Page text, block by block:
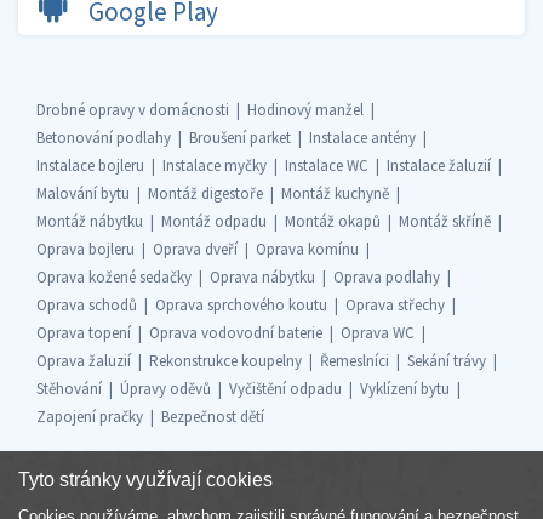
Google Play
Drobné opravy v domácnosti
Hodinový manžel
Betonování podlahy
Broušení parket
Instalace antény
Instalace bojleru
Instalace myčky Instalace WC
Instalace žaluzií
Malování bytu
Montáž digestoře
Montáž kuchyně
Montáž nábytku
Montáž odpadu Montáž okapů
Montáž skříně
Oprava bojleru
Oprava dveří
Oprava komínu
Oprava kožené sedačky
Oprava nábytku
Oprava podlahy
Oprava schodů
Oprava sprchového koutu
Oprava střechy
Oprava topení
Oprava vodovodní baterie
Oprava WC
Oprava žaluzií
Rekonstrukce koupelny Řemeslníci
Sekání trávy
Stěhování
Úpravy oděvů Vyčištění odpadu
Vyklízení bytu
Zapojení pračky
Bezpečnost dětí
Tyto stránky využívají cookies